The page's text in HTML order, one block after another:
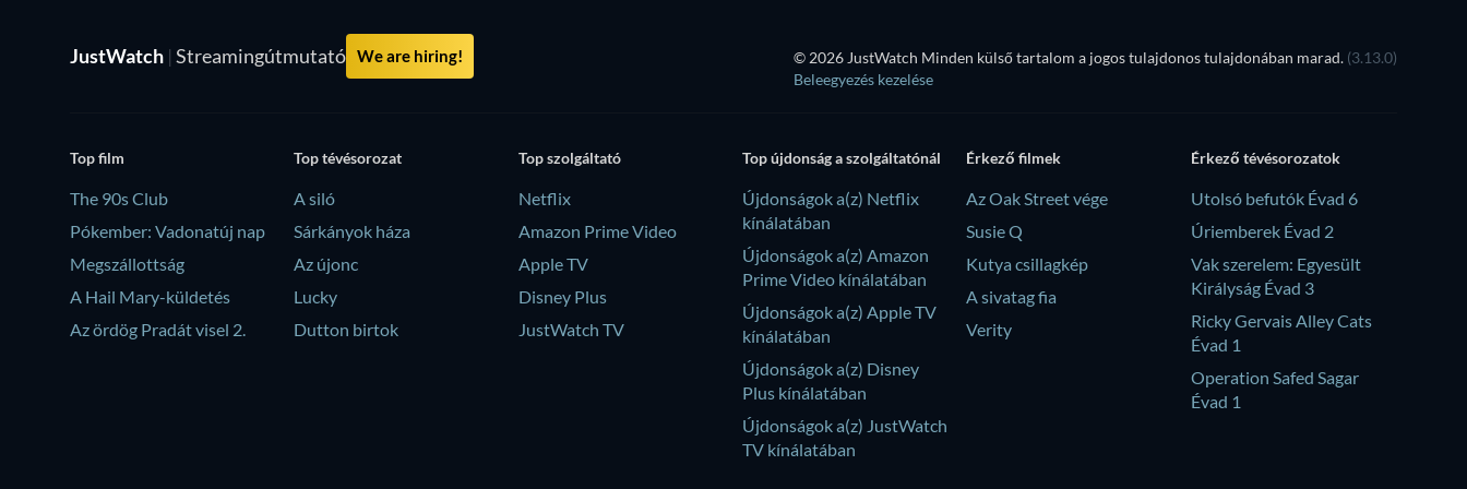
JustWatch | Streamingútmutató We are hiring! © 2026 JustWatch Minden külső tartalom a jogos tulajdonos tulajdonában marad. (3.13.0)
Beleegyezés kezelése
Top film
The 90s Club
Pókember: Vadonatúj nap
Megszállottság
A Hail Mary-küldetés
Az ördög Pradát visel 2.
Top tévésorozat
A siló
Sárkányok háza
Az újonc
Lucky
Dutton birtok
Top szolgáltató
Netflix
Amazon Prime Video
Apple TV
Disney Plus
JustWatch TV
Top újdonság a szolgáltatónál
Újdonságok a(z) Netflix
kínálatában
Újdonságok a(z) Amazon
Prime Video kínálatában
Újdonságok a(z) Apple TV
kínálatában
Újdonságok a(z) Disney
Plus kínálatában
Újdonságok a(z) JustWatch
TV kínálatában
Érkező filmek
Az Oak Street vége
Susie Q
Kutya csillagkép
A sivatag fia
Verity
Érkező tévésorozatok
Utolsó befutók Évad 6
Úriemberek Évad 2
Vak szerelem: Egyesült
Királyság Évad 3
Ricky Gervais Alley Cats
Évad 1
Operation Safed Sagar
Évad 1